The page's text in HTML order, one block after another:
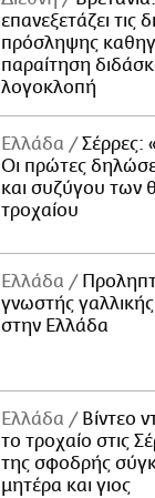
επανεξετάζει τις
πρόσληψης
παραίτηση
λογοκλοπή
Ελλάδα
Σέρρες:
Οι πρώτες
και συζύγου των
τροχαίου
Ελλάδα
γνωστής
στην Ελλάδα
Ελλάδα
Βίντεο
το τροχαίο στις
της σφοδρής
μητέρα και γιος